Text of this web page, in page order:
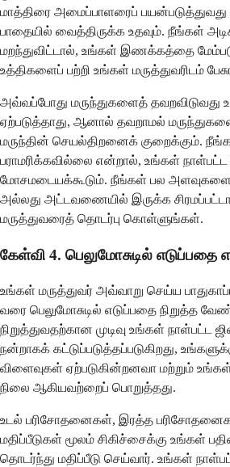
மாத்திரை அமைப்பாளரைப்
பாதையில் வைத்திருக்க உதவும். நீங்கள்
மறந்துவிட்டால், உங்கள் இணக்கத்தை
உத்திகளைப் பற்றி உங்கள் மருத்துவரிடம்
அவ்வப்போது மருந்துகளைத் தவறவிடுவது
ஏற்படுத்தாது, ஆனால் தவறாமல்
மருந்தின் செயல்திறனைக் குறைக்கும்.
பராமரிக்கவில்லை என்றால், உங்கள் நாள்பட்ட
மோசமடையக்கூடும். நீங்கள் பல
அல்லது அட்டவணையில் இருக்க
மருத்துவரைத் தொடர்பு கொள்ளுங்கள்.
கேள்வி 4. பெலுமோசுடில் எடுப்பதை
உங்கள் மருத்துவர் அவ்வாறு செய்ய
வரை பெலுமோசுடில் எடுப்பதை நிறுத்த
நிறுத்துவதற்கான முடிவு உங்கள் நாள்பட்ட
நன்றாகக் கட்டுப்படுத்தப்படுகிறது,
விளைவுகள் ஏற்படுகின்றனவா மற்றும்
நிலை ஆகியவற்றைப் பொறுத்தது.
உடல் பரிசோதனைகள், இரத்த
மதிப்பீடுகள் மூலம் சிகிச்சைக்கு உங்கள்
தொடர்ந்து மதிப்பீடு செய்வார். உங்கள்